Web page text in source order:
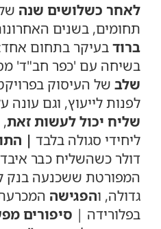
לאחר כשלושים שנה
תחומים, בשנים
ברודבעיקר בתחום
בשיחה עם 'כפר חב"ד'
שלב של העיסוק
לפנות לייעוץ, וגם
שליח יכול לעשות זאת
ליחידי סגולה בלבד |
דולר כשהשליח כבר
המפורטת ששכנעה בנק
גדולה, והפגישה
בפלורידה | סיפורים